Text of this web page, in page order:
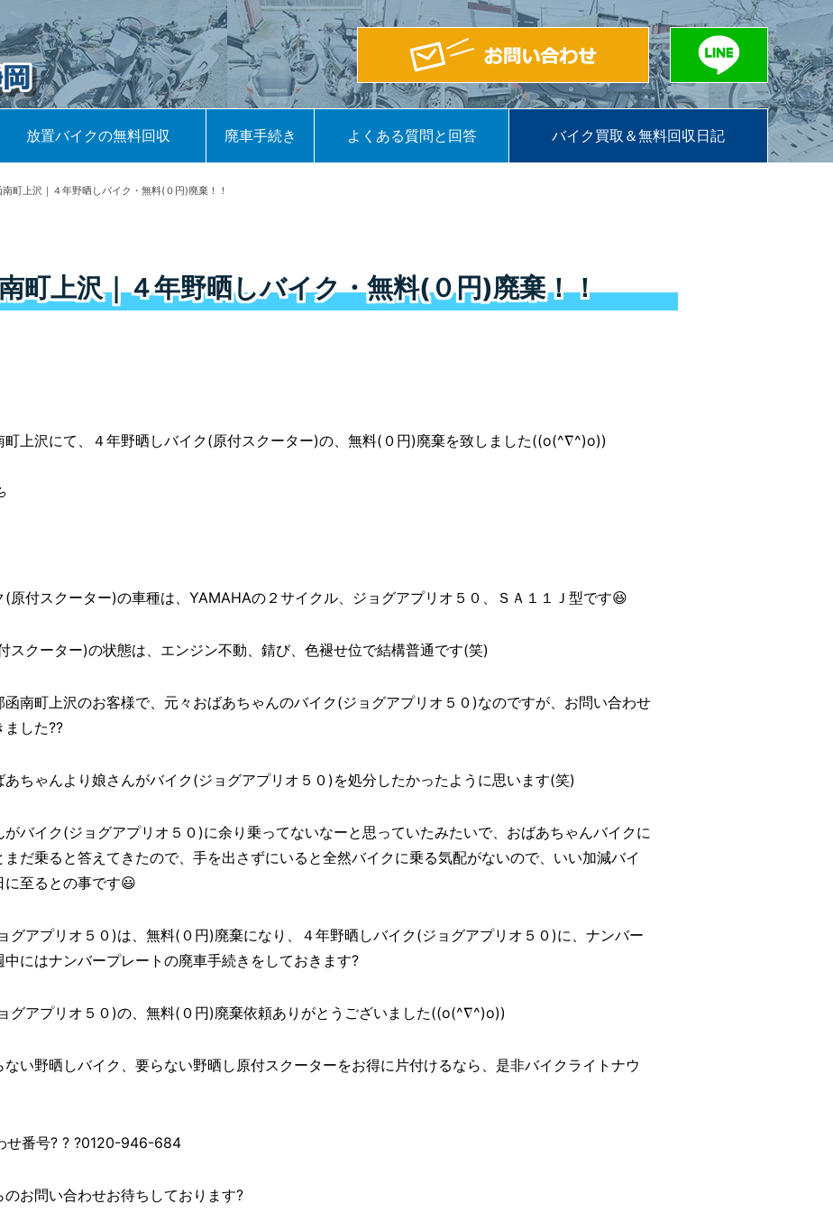
放置バイクの無料回収 廃車手続き よくある質問と回答 バイク買取＆無料回収日記
南町上沢｜４年野晒しバイク・無料(０円)廃棄！！
町上沢｜４年野晒しバイク・無料(０円)廃棄！！
町上沢にて、４年野晒しバイク(原付スクーター)の、無料(０円)廃棄を致しました((o(^∇^)o))
原付スクーター)の車種は、YAMAHAの２サイクル、ジョグアプリオ５０、ＳＡ１１Ｊ型です😆
スクーター)の状態は、エンジン不動、錆び、色褪せ位で結構普通です(笑)
南町上沢のお客様で、元々おばあちゃんのバイク(ジョグアプリオ５０)なのですが、お問い合わせ
ました??
ちゃんより娘さんがバイク(ジョグアプリオ５０)を処分したかったように思います(笑)
バイク(ジョグアプリオ５０)に余り乗ってないなーと思っていたみたいで、おばあちゃんバイクに
だ乗ると答えてきたので、手を出さずにいると全然バイクに乗る気配がないので、いい加減バイ
に至るとの事です😃
グアプリオ５０)は、無料(０円)廃棄になり、４年野晒しバイク(ジョグアプリオ５０)に、ナンバー
にはナンバープレートの廃車手続きをしておきます?
グアプリオ５０)の、無料(０円)廃棄依頼ありがとうございました((o(^∇^)o))
い野晒しバイク、要らない野晒し原付スクーターをお得に片付けるなら、是非バイクライトナウ
せ番号? ? ?0120-946-684
お問い合わせお待ちしております?